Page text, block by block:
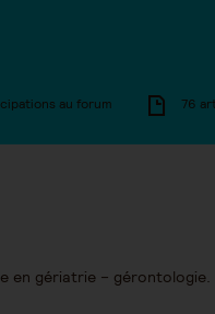
au forum 76
en gériatrie – gérontologie.